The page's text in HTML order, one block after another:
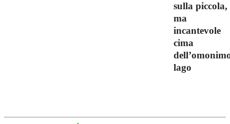
sulla piccola,
ma
incantevole
cima
lago